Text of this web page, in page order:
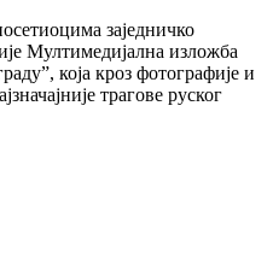
заједничко
Мултимедијална изложба
која кроз фотографије и
трагове руског